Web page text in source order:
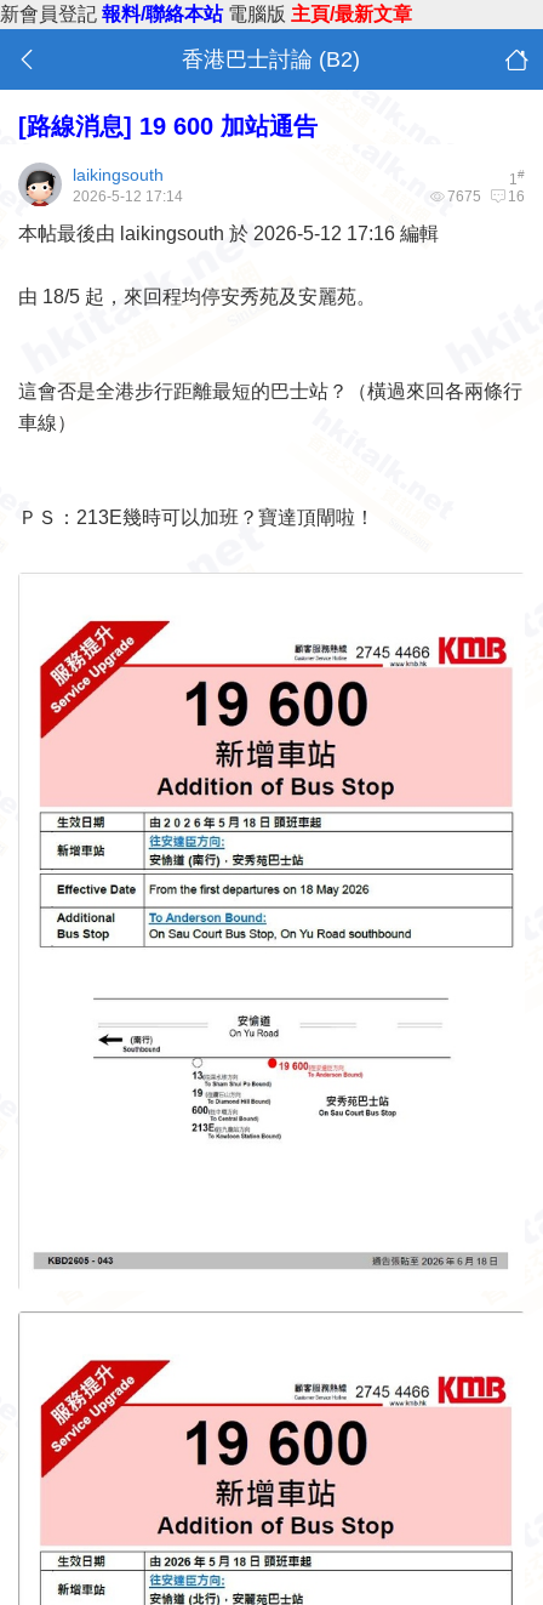
新會員登記 報料/聯絡本站 電腦版 主頁/最新文章
香港巴士討論 (B2)
[路線消息] 19 600 加站通告
1#
laikingsouth
7675 16
2026-5-12 17:14
本帖最後由 laikingsouth 於 2026-5-12 17:16 編輯
由 18/5 起，來回程均停安秀苑及安麗苑。
這會否是全港步行距離最短的巴士站？（橫過來回各兩條行
車線）
ＰＳ：213E幾時可以加班？寶達頂閘啦！